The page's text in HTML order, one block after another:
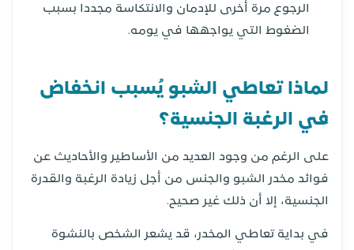
الرجوع مرة أخرى للإدمان والانتكاسة مجددا بسبب
الضغوط التي يواجهها في يومه.
لماذا تعاطي الشبو يُسبب انخفاض
في الرغبة الجنسية؟
على الرغم من وجود العديد من الأساطير والأحاديث عن
فوائد مخدر الشبو والجنس من أجل زيادة الرغبة والقدرة
الجنسية، إلا أن ذلك غير صحيح.
في بداية تعاطي المخدر، قد يشعر الشخص بالنشوة